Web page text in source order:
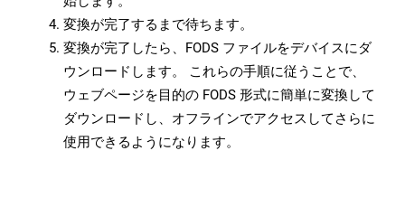
変換が完了するまで待ちます。
変換が完了したら、FODS ファイルをデバイスにダ
ウンロードします。 これらの手順に従うことで、
ウェブページを目的の FODS 形式に簡単に変換して
ダウンロードし、オフラインでアクセスしてさらに
使用できるようになります。